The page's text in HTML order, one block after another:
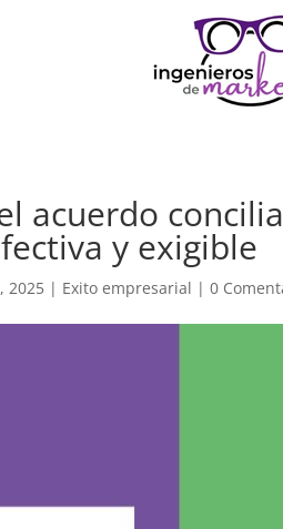
acuerdo
y exigible
2025 | Exito empresarial |0